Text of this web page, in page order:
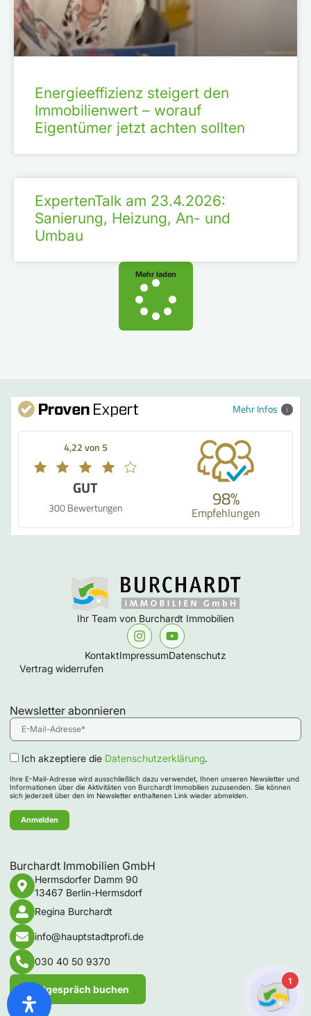
Energieeffizienz steigert den
Immobilienwert – worauf
Eigentümer jetzt achten sollten
ExpertenTalk am 23.4.2026:
Sanierung, Heizung, An- und
Umbau
Mehr laden
Mehr Infos
4,22 von 5
GUT
300 Bewertungen 98%
Empfehlungen
Ihr Team von Burchardt Immobilien
KontaktImpressumDatenschutz
Vertrag widerrufen
Newsletter abonnieren
Ich akzeptiere die Datenschutzerklärung.
Ihre E-Mail-Adresse wird ausschließlich dazu verwendet, Ihnen unseren Newsletter und
Informationen über die Aktivitäten von Burchardt Immobilien zuzusenden. Sie können
sich jederzeit über den im Newsletter enthaltenen Link wieder abmelden.
Burchardt Immobilien GmbH
Hermsdorfer Damm 90
13467 Berlin-Hermsdorf
Regina Burchardt
info@hauptstadtprofi.de
030 40 50 9370
Erstgespräch buchen
1